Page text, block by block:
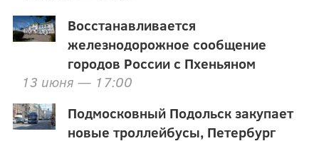
Восстанавливается
железнодорожное сообщение
городов России с Пхеньяном
13 июня — 17:00
Подмосковный Подольск закупает
новые троллейбусы, Петербург